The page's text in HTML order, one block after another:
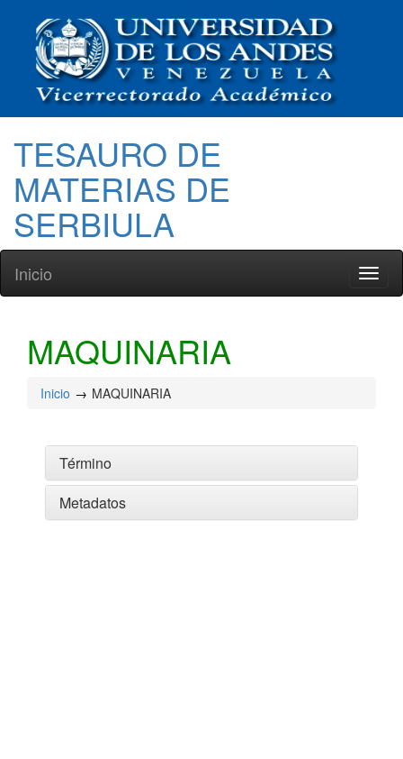
TESAURO DE
MATERIAS DE
SERBIULA
Inicio
MAQUINARIA
Inicio MAQUINARIA
Término
Metadatos